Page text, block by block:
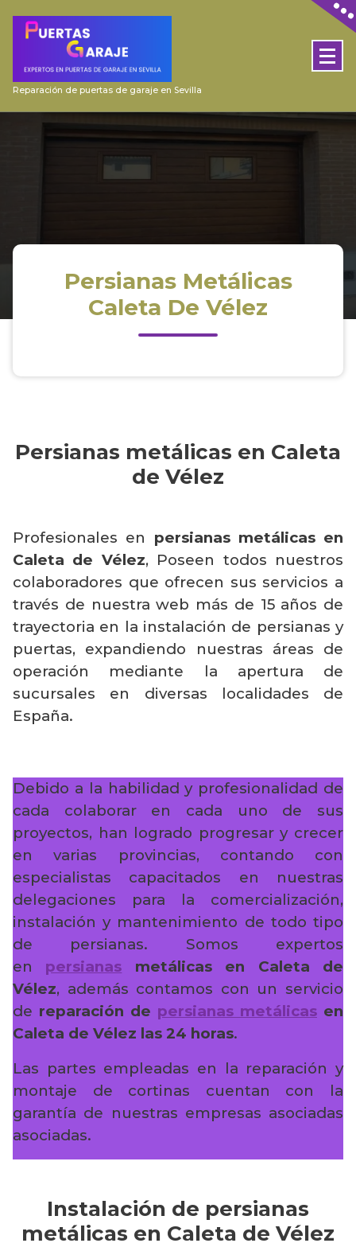
Reparación de puertas de garaje en Sevilla
Persianas Metálicas
Caleta De Vélez
Persianas metálicas en Caleta
de Vélez
Profesionales en persianas metálicas en
Caleta de Vélez, Poseen todos nuestros
colaboradores que ofrecen sus servicios a
través de nuestra web más de 15 años de
trayectoria en la instalación de persianas y
puertas, expandiendo nuestras áreas de
operación mediante la apertura de
sucursales en diversas localidades de
España.
Debido a la habilidad y profesionalidad de
cada colaborar en cada uno de sus
proyectos, han logrado progresar y crecer
en varias provincias, contando con
especialistas capacitados en nuestras
delegaciones para la comercialización,
instalación y mantenimiento de todo tipo
de persianas. Somos expertos
en persianas metálicas en Caleta de
Vélez, además contamos con un servicio
de reparación de persianas metálicas en
Caleta de Vélez las 24 horas.
Las partes empleadas en la reparación y
montaje de cortinas cuentan con la
garantía de nuestras empresas asociadas
asociadas.
Instalación de persianas
metálicas en Caleta de Vélez